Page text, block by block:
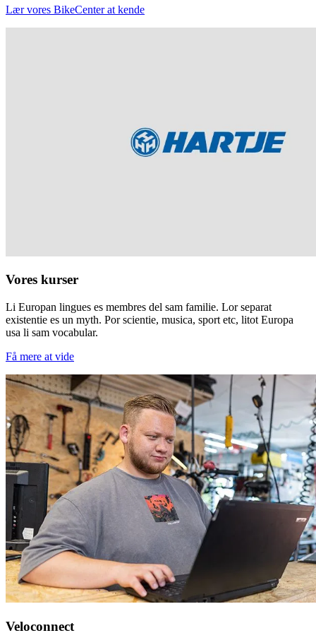
Lær vores BikeCenter at kende
Vores kurser
Li Europan lingues es membres del sam familie. Lor separat
existentie es un myth. Por scientie, musica, sport etc, litot Europa
usa li sam vocabular.
Få mere at vide
Veloconnect